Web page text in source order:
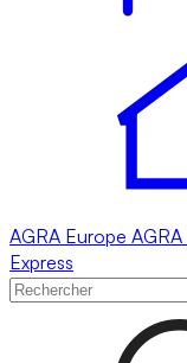
AGRA Europe AGRA
Express